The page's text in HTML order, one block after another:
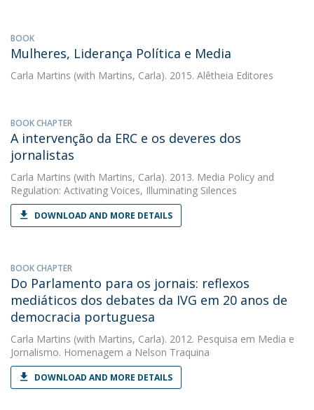
BOOK
Mulheres, Liderança Política e Media
Carla Martins (with Martins, Carla). 2015. Alêtheia Editores
BOOK CHAPTER
A intervenção da ERC e os deveres dos
jornalistas
Carla Martins (with Martins, Carla). 2013. Media Policy and
Regulation: Activating Voices, Illuminating Silences
DOWNLOAD AND MORE DETAILS
BOOK CHAPTER
Do Parlamento para os jornais: reflexos
mediáticos dos debates da IVG em 20 anos de
democracia portuguesa
Carla Martins (with Martins, Carla). 2012. Pesquisa em Media e
Jornalismo. Homenagem a Nelson Traquina
DOWNLOAD AND MORE DETAILS